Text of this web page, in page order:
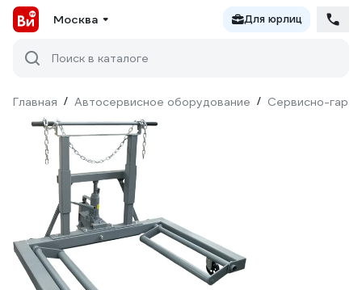
Москва Для юрлиц
Поиск в каталоге
Главная / Автосервисное оборудование / Сервисно-